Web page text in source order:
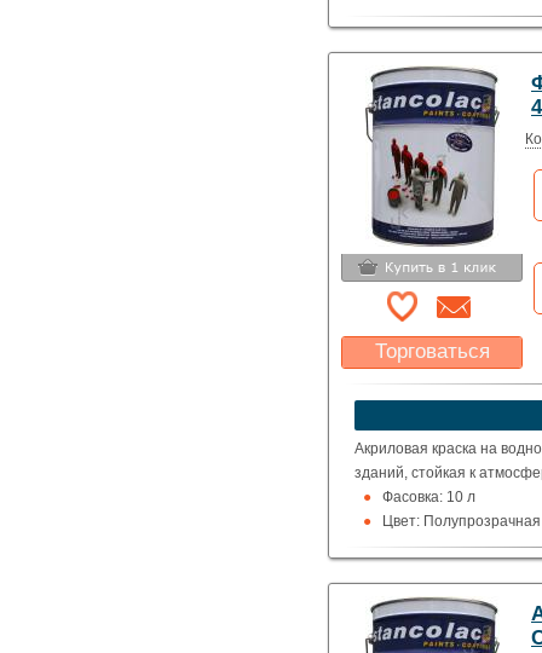
Торговаться
Какая цена Вас
устроит?
Акриловая краска на
зданий, стойкая к
Фасовка: 10 л
Цвет: